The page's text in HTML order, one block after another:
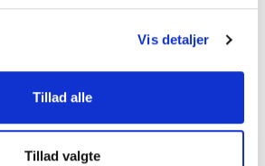
Vis detaljer
Tillad alle
Tillad valgte